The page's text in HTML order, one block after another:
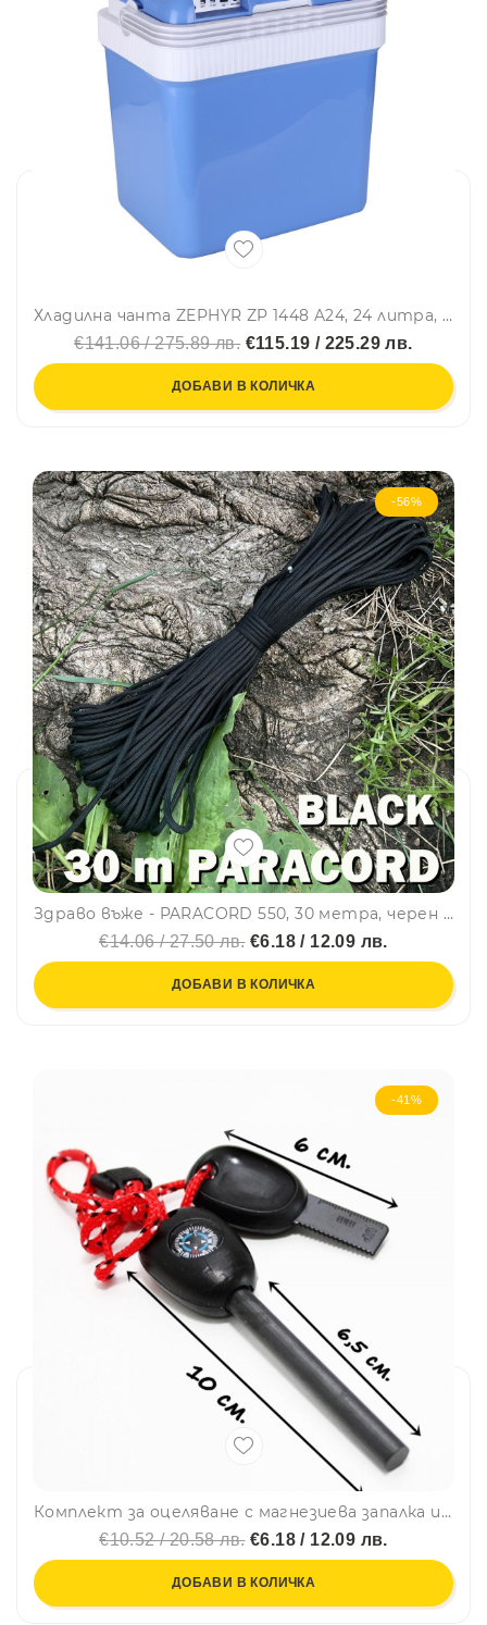
Хладилна чанта ZEPHYR ZP 1448 A24, 24 литра, 12V DC, Охлаждане и затопляне, Двойно захранване, Син
€141.06 / 275.89 лв.€115.19 / 225.29 лв.
ДОБАВИ В КОЛИЧКА
-56%
Здраво въже - PARACORD 550, 30 метра, черен цвят
€14.06 / 27.50 лв.€6.18 / 12.09 лв.
ДОБАВИ В КОЛИЧКА
-41%
Комплект за оцеляване с магнезиева запалка и компас
€10.52 / 20.58 лв.€6.18 / 12.09 лв.
ДОБАВИ В КОЛИЧКА